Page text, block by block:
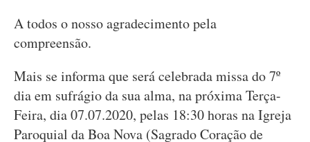
A todos o nosso agradecimento pela
compreensão.
Mais se informa que será celebrada missa do 7º
dia em sufrágio da sua alma, na próxima Terça-
Feira, dia 07.07.2020, pelas 18:30 horas na Igreja
Paroquial da Boa Nova (Sagrado Coração de